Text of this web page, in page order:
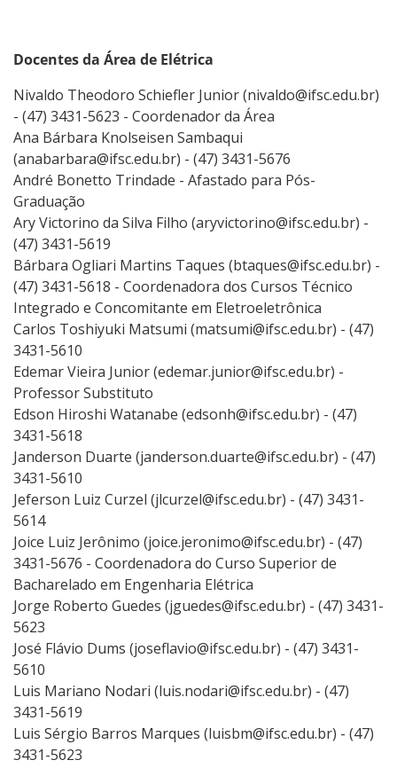
Docentes da Área de Elétrica
Nivaldo Theodoro Schiefler Junior (nivaldo@ifsc.edu.br)
- (47) 3431-5623 - Coordenador da Área
Ana Bárbara Knolseisen Sambaqui
(anabarbara@ifsc.edu.br) - (47) 3431-5676
André Bonetto Trindade - Afastado para Pós-
Graduação
Ary Victorino da Silva Filho (aryvictorino@ifsc.edu.br) -
(47) 3431-5619
Bárbara Ogliari Martins Taques (btaques@ifsc.edu.br) -
(47) 3431-5618 - Coordenadora dos Cursos Técnico
Integrado e Concomitante em Eletroeletrônica
Carlos Toshiyuki Matsumi (matsumi@ifsc.edu.br) - (47)
3431-5610
Edemar Vieira Junior (edemar.junior@ifsc.edu.br) -
Professor Substituto
Edson Hiroshi Watanabe (edsonh@ifsc.edu.br) - (47)
3431-5618
Janderson Duarte (janderson.duarte@ifsc.edu.br) - (47)
3431-5610
Jeferson Luiz Curzel (jlcurzel@ifsc.edu.br) - (47) 3431-
5614
Joice Luiz Jerônimo (joice.jeronimo@ifsc.edu.br) - (47)
3431-5676 - Coordenadora do Curso Superior de
Bacharelado em Engenharia Elétrica
Jorge Roberto Guedes (jguedes@ifsc.edu.br) - (47) 3431-
5623
José Flávio Dums (joseflavio@ifsc.edu.br) - (47) 3431-
5610
Luis Mariano Nodari (luis.nodari@ifsc.edu.br) - (47)
3431-5619
Luis Sérgio Barros Marques (luisbm@ifsc.edu.br) - (47)
3431-5623